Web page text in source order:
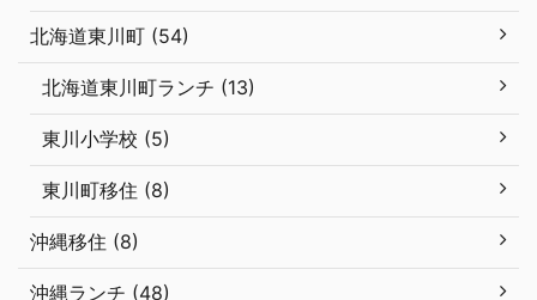
北海道東川町 (54)
北海道東川町ランチ (13)
東川小学校 (5)
東川町移住 (8)
沖縄移住 (8)
沖縄ランチ (48)